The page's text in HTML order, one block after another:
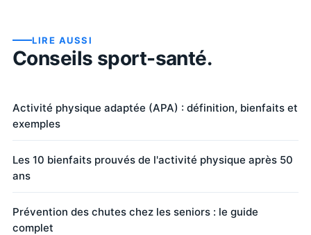
LIRE AUSSI
Conseils sport-santé.
Activité physique adaptée (APA) : définition, bienfaits et
exemples
Les 10 bienfaits prouvés de l'activité physique après 50
ans
Prévention des chutes chez les seniors : le guide
complet